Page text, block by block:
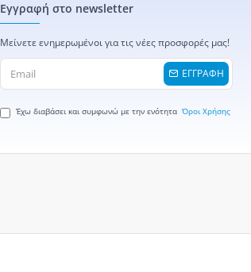
Εγγραφή στο newsletter
Μείνετε ενημερωμένοι για τις νέες προσφορές μας!
ΕΓΓΡΑΦΗ
Έχω διαβάσει και συμφωνώ με την ενότητα Όροι Χρήσης